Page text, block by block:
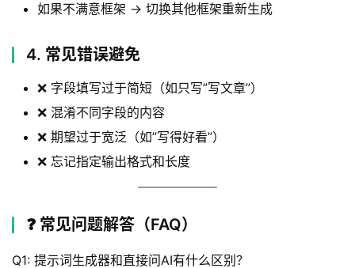
如果不满意框架 → 切换其他框架重新生成
4. 常见错误避免
❌ 字段填写过于简短（如只写”写文章”）
❌ 混淆不同字段的内容
❌ 期望过于宽泛（如”写得好看”）
❌ 忘记指定输出格式和长度
❓ 常见问题解答（FAQ）
Q1: 提示词生成器和直接问AI有什么区别？